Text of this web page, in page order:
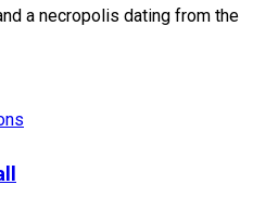
a necropolis dating from the